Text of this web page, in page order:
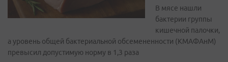
В мясе нашли
бактерии группы
кишечной палочки,
а уровень общей бактериальной обсемененности (КМАФАнМ)
превысил допустимую норму в 1,3 раза